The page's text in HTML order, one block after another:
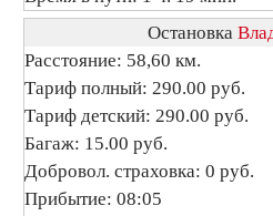
Остановка
Расстояние: 58,60 км.
Тариф полный: 290.00 руб.
Тариф детский: 290.00 руб.
Багаж: 15.00 руб.
Добровол. страховка: 0 руб.
Прибытие: 08:05